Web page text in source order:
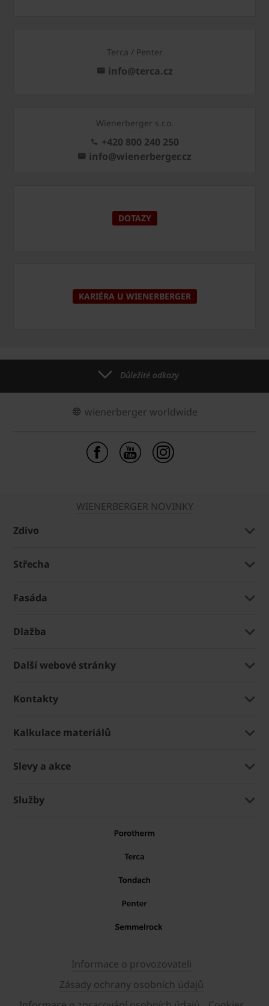
Terca / Penter
info@terca.cz
Wienerberger s.r.o.
+420 800 240 250
info@wienerberger.cz
DOTAZY
KARIÉRA U WIENERBERGER
Důležité odkazy
wienerberger worldwide
WIENERBERGER NOVINKY
Zdivo
Střecha
Fasáda
Dlažba
Další webové stránky
Kontakty
Kalkulace materiálů
Slevy a akce
Služby
Informace o provozovateli
Zásady ochrany osobních údajů